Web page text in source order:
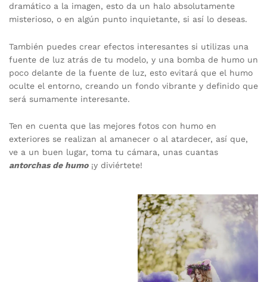
dramático a la imagen, esto da un halo absolutamente
misterioso, o en algún punto inquietante, si así lo deseas.
También puedes crear efectos interesantes si utilizas una
fuente de luz atrás de tu modelo, y una bomba de humo un
poco delante de la fuente de luz, esto evitará que el humo
oculte el entorno, creando un fondo vibrante y definido que
será sumamente interesante.
Ten en cuenta que las mejores fotos con humo en
exteriores se realizan al amanecer o al atardecer, así que,
ve a un buen lugar, toma tu cámara, unas cuantas
antorchas de humo¡y diviértete!